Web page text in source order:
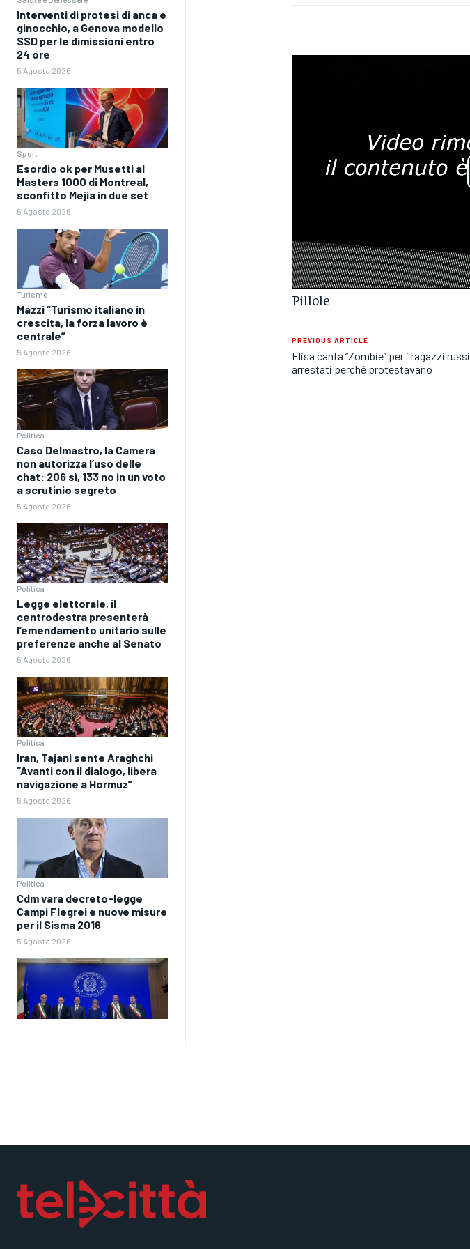
Interventi di protesi di anca e
ginocchio, a Genova modello
SSD per le dimissioni entro
24 ore
5 Agosto 2026
Sport
Esordio ok per Musetti al
Masters 1000 di Montreal,
sconfitto Mejia in due set
5 Agosto 2026
Turismo
Mazzi “Turismo italiano in
crescita, la forza lavoro è
centrale”
5 Agosto 2026
Politica
Caso Delmastro, la Camera
non autorizza l’uso delle
chat: 206 sì, 133 no in un voto
a scrutinio segreto
5 Agosto 2026
Politica
Legge elettorale, il
centrodestra presenterà
l’emendamento unitario sulle
preferenze anche al Senato
5 Agosto 2026
Politica
Iran, Tajani sente Araghchi
“Avanti con il dialogo, libera
navigazione a Hormuz”
5 Agosto 2026
Politica
Cdm vara decreto-legge
Campi Flegrei e nuove misure
per il Sisma 2016
5 Agosto 2026
Pillole
PREVIOUS ARTICLE
Elisa canta “Zombie” per i ragazzi russi
arrestati perché protestavano